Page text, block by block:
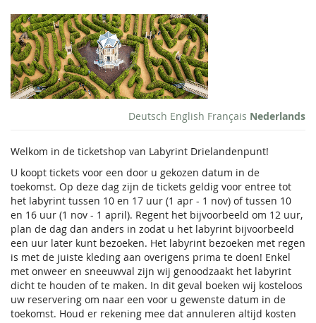
Overslaan
naar de
hoofd-
inhoud
Labyrint
Entree
Ticket
Deutsch English Français Nederlands
Welkom in de ticketshop van Labyrint Drielandenpunt!
U koopt tickets voor een door u gekozen datum in de
toekomst. Op deze dag zijn de tickets geldig voor entree tot
het labyrint tussen 10 en 17 uur (1 apr - 1 nov) of tussen 10
en 16 uur (1 nov - 1 april). Regent het bijvoorbeeld om 12 uur,
plan de dag dan anders in zodat u het labyrint bijvoorbeeld
een uur later kunt bezoeken. Het labyrint bezoeken met regen
is met de juiste kleding aan overigens prima te doen! Enkel
met onweer en sneeuwval zijn wij genoodzaakt het labyrint
dicht te houden of te maken. In dit geval boeken wij kosteloos
uw reservering om naar een voor u gewenste datum in de
toekomst. Houd er rekening mee dat annuleren altijd kosten